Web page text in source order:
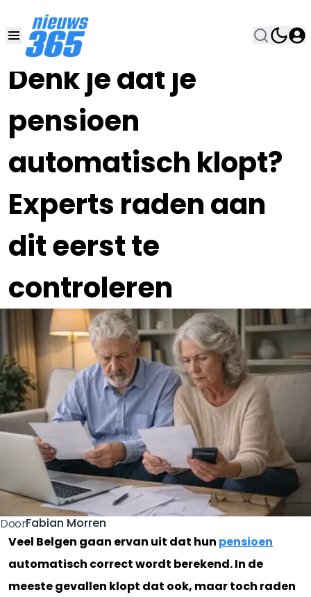
Denk je dat je
pensioen
automatisch klopt?
Experts raden aan
dit eerst te
controleren
26 JUN , 11:00•
DoorFabian Morren
Veel Belgen gaan ervan uit dat hun pensioen
automatisch correct wordt berekend. In de
meeste gevallen klopt dat ook, maar toch raden